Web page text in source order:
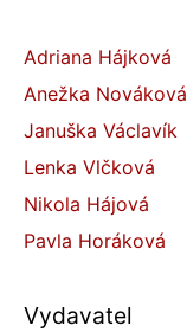
Adriana Hájková
Anežka Nováková
Januška Václavík
Lenka Vlčková
Nikola Hájová
Pavla Horáková
Vydavatel